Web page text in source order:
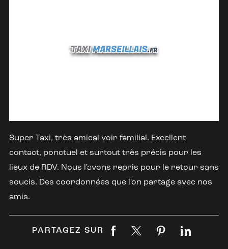
Super Taxi, très amical voir familial. Excellent
contact, ponctuel et surtout très précis pour les
lieux de RDV. Nous l'avons repris pour le retour sans
soucis. Des coordonnées que l'on partage avec nos
amis.
PARTAGEZ SUR